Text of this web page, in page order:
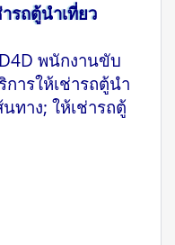
รถตู้นำเที่ยว
พนักงานขับ
ารให้เช่ารถตู้นำ
ทาง; ให้เช่ารถตู้